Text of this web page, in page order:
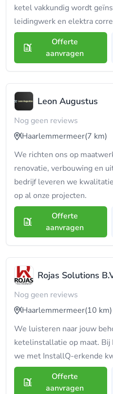
ketel vakkundig wordt
leidingwerk en elektra
Offerte
aanvragen
Leon Augustus
Nog geen reviews
Haarlemmermeer(7 km)
We richten ons op
renovatie, verbouwing en
bedrijf leveren we
op al onze projecten.
Offerte
aanvragen
Rojas Solutions
Nog geen reviews
Haarlemmermeer(10 km)
We luisteren naar jouw
ketelinstallatie op maat. Bij
we met InstallQ-erkende
Offerte
aanvragen